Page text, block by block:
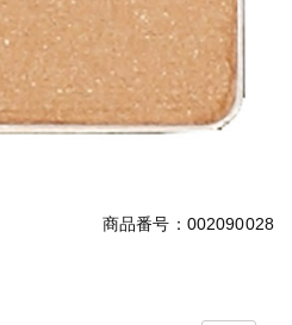
商品番号：002090028